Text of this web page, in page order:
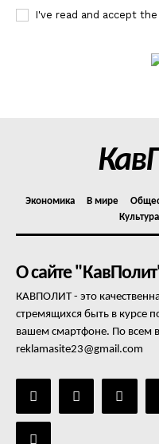
Контакты
I've read and accept the
Экономика В мире
Культура
О сайте
КАВПОЛИТ - это
стремящихся быть в курсе
вашем смартфоне. По всем
reklamasite23@gmail.com